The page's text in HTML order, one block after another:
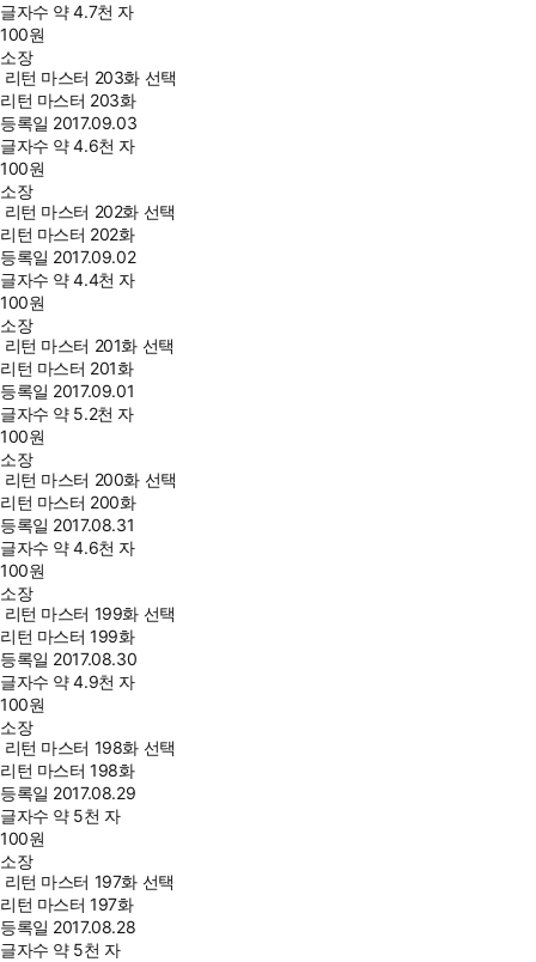
글자수 약 4.7천 자
100원
소장
리턴 마스터 203화 선택
리턴 마스터 203화
등록일 2017.09.03
글자수 약 4.6천 자
100원
소장
리턴 마스터 202화 선택
리턴 마스터 202화
등록일 2017.09.02
글자수 약 4.4천 자
100원
소장
리턴 마스터 201화 선택
리턴 마스터 201화
등록일 2017.09.01
글자수 약 5.2천 자
100원
소장
리턴 마스터 200화 선택
리턴 마스터 200화
등록일 2017.08.31
글자수 약 4.6천 자
100원
소장
리턴 마스터 199화 선택
리턴 마스터 199화
등록일 2017.08.30
글자수 약 4.9천 자
100원
소장
리턴 마스터 198화 선택
리턴 마스터 198화
등록일 2017.08.29
글자수 약 5천 자
100원
소장
리턴 마스터 197화 선택
리턴 마스터 197화
등록일 2017.08.28
글자수 약 5천 자